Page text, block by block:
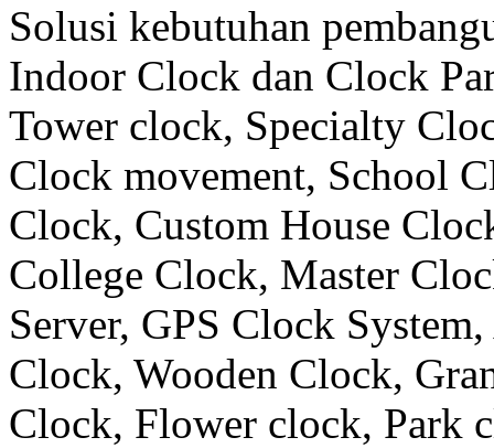
Solusi kebutuhan
Indoor Clock dan Clock
Tower clock, Specialty
Clock movement, School
Clock, Custom House
College Clock, Master
Server, GPS Clock
Clock, Wooden Clock,
Clock, Flower clock, Park